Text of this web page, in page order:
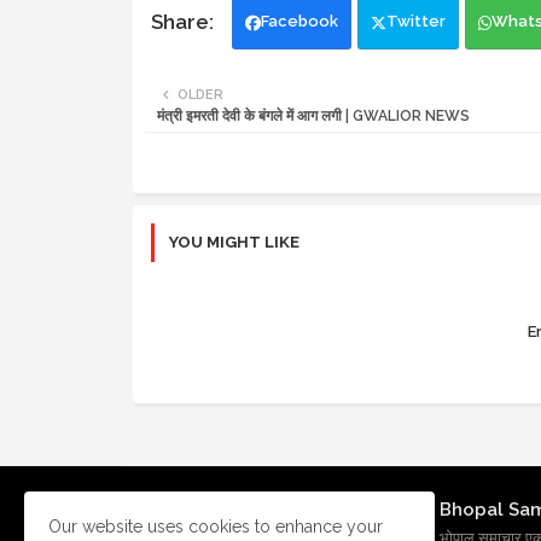
Facebook Twitter
OLDER
मंत्री इमरती देवी के बंगले में आग लगी | GWALIOR NEWS
YOU MIGHT LIKE
Bhopal
Our website uses cookies to enhance your